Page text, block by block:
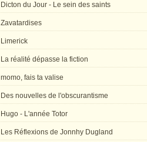
Dicton du Jour - Le sein des saints
Zavatardises
Limerick
La réalité dépasse la fiction
momo, fais ta valise
Des nouvelles de l'obscurantisme
Hugo - L'année Totor
Les Réflexions de Jonnhy Dugland